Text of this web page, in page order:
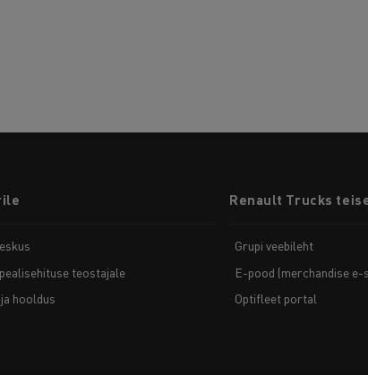
teostajale
hooldus
Renault Trucks
Grupi veebileht
E-pood (merchandise e-
Optifleet portal